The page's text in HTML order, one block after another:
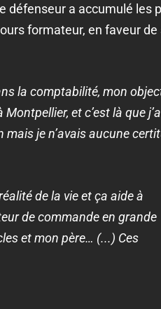
défenseur a accumulé les
formateur, en faveur de
la comptabilité, mon
et c’est là que
je n’avais aucune
de la vie et ça aide à
de commande en grande
et mon père… (...) Ces